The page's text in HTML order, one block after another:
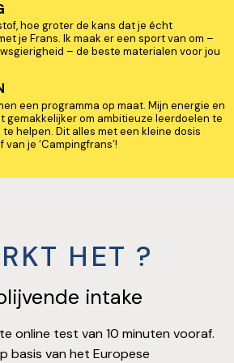
hoe groter de kans dat je écht
je Frans. Ik maak er een sport van om –
– de beste materialen voor jou
een programma op maat. Mijn energie en
gemakkelijker om ambitieuze leerdoelen te
helpen. Dit alles met een kleine dosis
je ‘Campingfrans’!
HET ?
intake
online test van 10 minuten vooraf.
basis van het Europese